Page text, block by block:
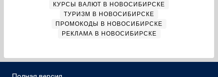
КУРСЫ ВАЛЮТ В НОВОСИБИРСКЕ
ТУРИЗМ В НОВОСИБИРСКЕ
ПРОМОКОДЫ В НОВОСИБИРСКЕ
РЕКЛАМА В НОВОСИБИРСКЕ